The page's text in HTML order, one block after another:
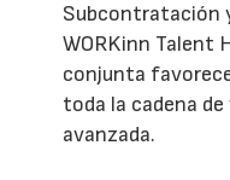
Subcontratación
WORKinn Talent
conjunta
toda la cadena
avanzada.